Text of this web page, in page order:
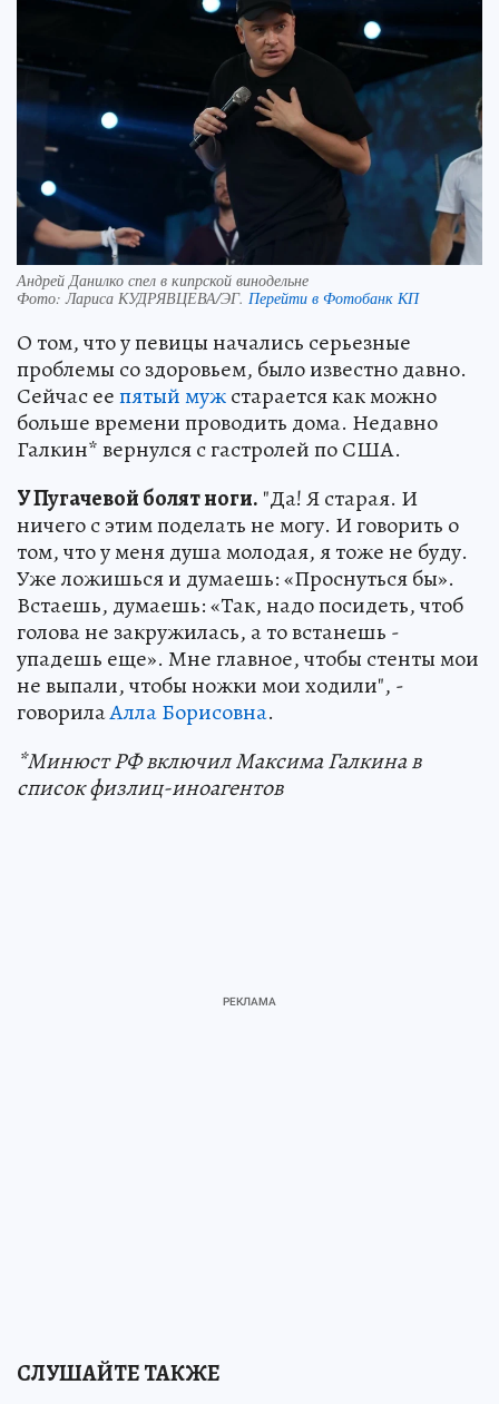
Андрей Данилко спел в кипрской винодельне
Фото:Лариса КУДРЯВЦЕВА/ЭГ. Перейти в Фотобанк КП
О том, что у певицы начались серьезные
проблемы со здоровьем, было известно давно.
Сейчас еепятый мужстарается как можно
больше времени проводить дома. Недавно
Галкин* вернулся с гастролей по США.
У Пугачевой болят ноги. "Да! Я старая. И
ничего с этим поделать не могу. И говорить о
том, что у меня душа молодая, я тоже не буду.
Уже ложишься и думаешь: «Проснуться бы».
Встаешь, думаешь: «Так, надо посидеть, чтоб
голова не закружилась, а то встанешь -
упадешь еще». Мне главное, чтобы стенты мои
не выпали, чтобы ножки мои ходили", -
говорилаАлла Борисовна.
*Минюст РФ включил Максима Галкина в
список физлиц-иноагентов
СЛУШАЙТЕ ТАКЖЕ